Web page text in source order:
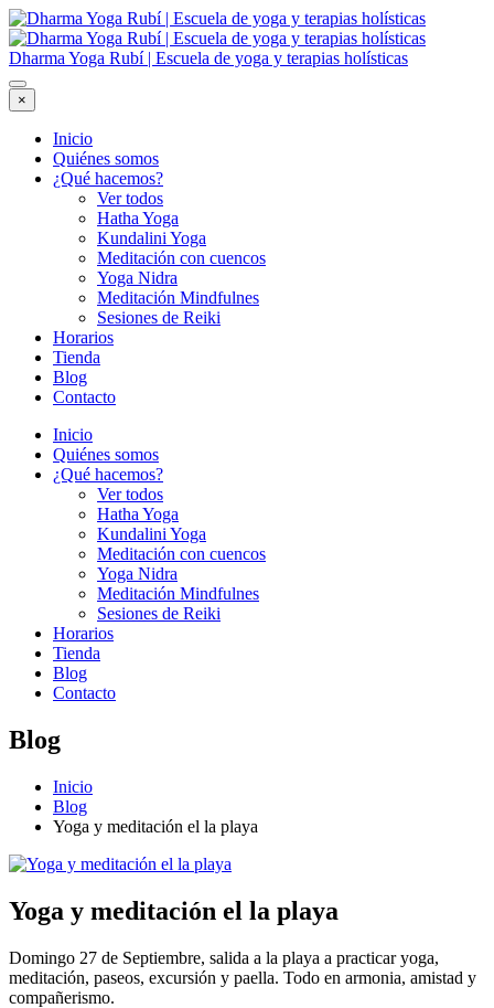
Dharma Yoga Rubí | Escuela de yoga y terapias holísticas
×
Inicio
Quiénes somos
¿Qué hacemos?
Ver todos
Hatha Yoga
Kundalini Yoga
Meditación con cuencos
Yoga Nidra
Meditación Mindfulnes
Sesiones de Reiki
Horarios
Tienda
Blog
Contacto
Inicio
Quiénes somos
¿Qué hacemos?
Ver todos
Hatha Yoga
Kundalini Yoga
Meditación con cuencos
Yoga Nidra
Meditación Mindfulnes
Sesiones de Reiki
Horarios
Tienda
Blog
Contacto
Blog
Inicio
Blog
Yoga y meditación el la playa
Yoga y meditación el la playa
Domingo 27 de Septiembre, salida a la playa a practicar yoga,
meditación, paseos, excursión y paella. Todo en armonia, amistad y
compañerismo.